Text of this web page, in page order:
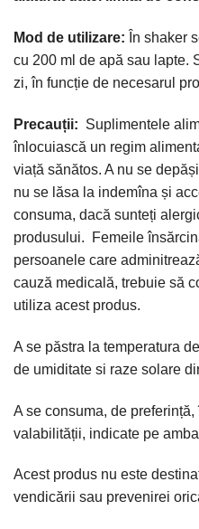
Mod de utilizare: În shaker
cu 200 ml de apă sau lapte.
zi, în funcție de necesarul
Precauții: Suplimentele
înlocuiască un regim
viață sănătos. A nu se
nu se lăsa la indemîna și
consuma, dacă sunteți
produsului. Femeile
persoanele care
cauză medicală, trebuie să
utiliza acest produs.
A se păstra la temperatura
de umiditate si raze solare
A se consuma, de
valabilității, indicate pe
Acest produs nu este
vendicării sau prevenirei